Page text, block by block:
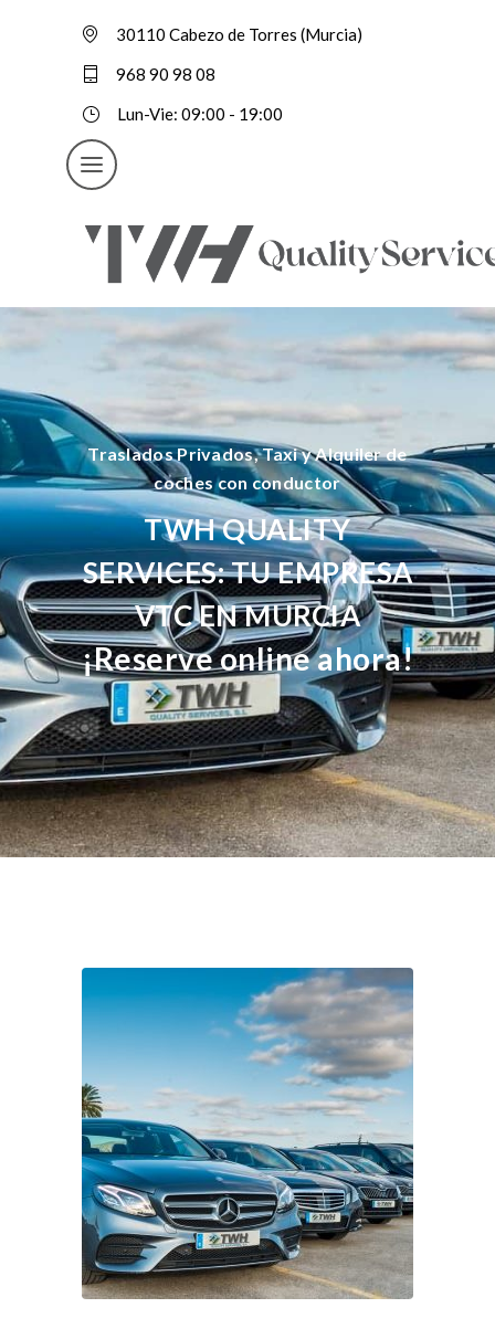
30110 Cabezo de Torres (Murcia)
968 90 98 08
Lun-Vie: 09:00 - 19:00
Traslados Privados, Taxi y Alquiler de
coches con conductor
TWH QUALITY
SERVICES: TU EMPRESA
VTC EN MURCIA
¡Reserve online ahora!